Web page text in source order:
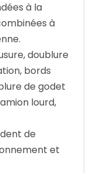
à la
à
doublure
bords
de godet
lourd,
de
et